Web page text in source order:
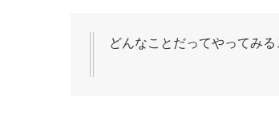
どんなことだってやってみ
ハイキュ